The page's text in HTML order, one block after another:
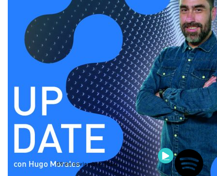
09 de noviembre 2024